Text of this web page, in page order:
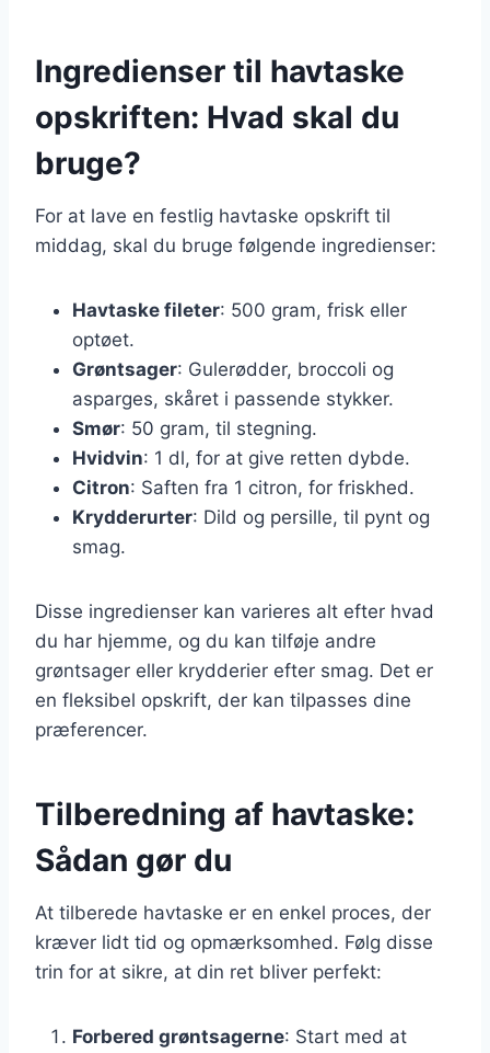
Ingredienser til havtaske
opskriften: Hvad skal du
bruge?
For at lave en festlig havtaske opskrift til
middag, skal du bruge følgende ingredienser:
Havtaske fileter: 500 gram, frisk eller
optøet.
Grøntsager: Gulerødder, broccoli og
asparges, skåret i passende stykker.
Smør: 50 gram, til stegning.
Hvidvin: 1 dl, for at give retten dybde.
Citron: Saften fra 1 citron, for friskhed.
Krydderurter: Dild og persille, til pynt og
smag.
Disse ingredienser kan varieres alt efter hvad
du har hjemme, og du kan tilføje andre
grøntsager eller krydderier efter smag. Det er
en fleksibel opskrift, der kan tilpasses dine
præferencer.
Tilberedning af havtaske:
Sådan gør du
At tilberede havtaske er en enkel proces, der
kræver lidt tid og opmærksomhed. Følg disse
trin for at sikre, at din ret bliver perfekt:
Forbered grøntsagerne: Start med at